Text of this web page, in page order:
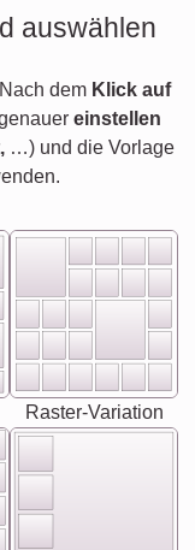
auswählen
dem Klick auf
einstellen
…) und die Vorlage
Raster-Variation